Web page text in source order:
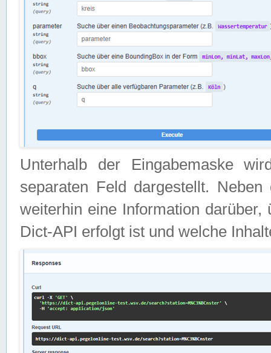
Unterhalb der Eingabemaske
separaten Feld dargestellt.
weiterhin eine Information
Dict-API erfolgt ist und welche